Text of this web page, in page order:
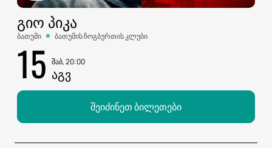
ᲒᲘᲝ ᲞᲘᲙᲐ
ბათუმი ბათუმის ჩოგბურთის კლუბი
15 შაბ, 20:00
ᲐᲒᲕ
შეიძინეთ ბილეთები